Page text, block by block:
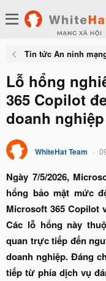
Tin tức An ninh
Lỗ hổng
365 Copilot
doanh nghiệp
WhiteHat Team
Ngày 7/5/2026,
hổng bảo mật mức
Microsoft 365 Copilot
Các lỗ hổng này
quan trực tiếp đến
doanh nghiệp. Đáng
tiếp từ phía dịch vụ